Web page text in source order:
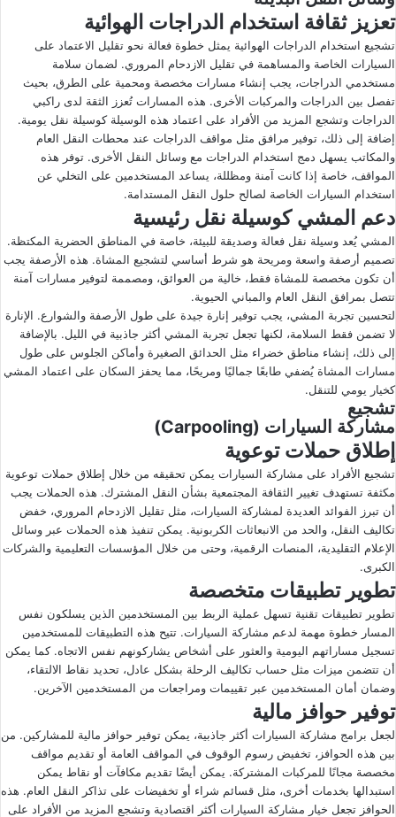
تعزيز ثقافة استخدام الدراجات الهوائية
تشجيع استخدام الدراجات الهوائية يمثل خطوة فعالة نحو تقليل الاعتماد على
السيارات الخاصة والمساهمة في تقليل الازدحام المروري. لضمان سلامة
مستخدمي الدراجات، يجب إنشاء مسارات مخصصة ومحمية على الطرق، بحيث
تفصل بين الدراجات والمركبات الأخرى. هذه المسارات تُعزز الثقة لدى راكبي
الدراجات وتشجع المزيد من الأفراد على اعتماد هذه الوسيلة كوسيلة نقل يومية.
إضافة إلى ذلك، توفير مرافق مثل مواقف الدراجات عند محطات النقل العام
والمكاتب يسهل دمج استخدام الدراجات مع وسائل النقل الأخرى. توفر هذه
المواقف، خاصة إذا كانت آمنة ومظللة، يساعد المستخدمين على التخلي عن
استخدام السيارات الخاصة لصالح حلول النقل المستدامة.
دعم المشي كوسيلة نقل رئيسية
المشي يُعد وسيلة نقل فعالة وصديقة للبيئة، خاصة في المناطق الحضرية المكتظة.
تصميم أرصفة واسعة ومريحة هو شرط أساسي لتشجيع المشاة. هذه الأرصفة يجب
أن تكون مخصصة للمشاة فقط، خالية من العوائق، ومصممة لتوفير مسارات آمنة
تتصل بمرافق النقل العام والمباني الحيوية.
لتحسين تجربة المشي، يجب توفير إنارة جيدة على طول الأرصفة والشوارع. الإنارة
لا تضمن فقط السلامة، لكنها تجعل تجربة المشي أكثر جاذبية في الليل. بالإضافة
إلى ذلك، إنشاء مناطق خضراء مثل الحدائق الصغيرة وأماكن الجلوس على طول
مسارات المشاة يُضفي طابعًا جماليًا ومريحًا، مما يحفز السكان على اعتماد المشي
كخيار يومي للتنقل.
تشجيع
مشاركة السيارات (Carpooling)
إطلاق حملات توعوية
تشجيع الأفراد على مشاركة السيارات يمكن تحقيقه من خلال إطلاق حملات توعوية
مكثفة تستهدف تغيير الثقافة المجتمعية بشأن النقل المشترك. هذه الحملات يجب
أن تبرز الفوائد العديدة لمشاركة السيارات، مثل تقليل الازدحام المروري، خفض
تكاليف النقل، والحد من الانبعاثات الكربونية. يمكن تنفيذ هذه الحملات عبر وسائل
الإعلام التقليدية، المنصات الرقمية، وحتى من خلال المؤسسات التعليمية والشركات
الكبرى.
تطوير تطبيقات متخصصة
تطوير تطبيقات تقنية تسهل عملية الربط بين المستخدمين الذين يسلكون نفس
المسار خطوة مهمة لدعم مشاركة السيارات. تتيح هذه التطبيقات للمستخدمين
تسجيل مساراتهم اليومية والعثور على أشخاص يشاركونهم نفس الاتجاه. كما يمكن
أن تتضمن ميزات مثل حساب تكاليف الرحلة بشكل عادل، تحديد نقاط الالتقاء،
وضمان أمان المستخدمين عبر تقييمات ومراجعات من المستخدمين الآخرين.
توفير حوافز مالية
لجعل برامج مشاركة السيارات أكثر جاذبية، يمكن توفير حوافز مالية للمشاركين. من
بين هذه الحوافز، تخفيض رسوم الوقوف في المواقف العامة أو تقديم مواقف
مخصصة مجانًا للمركبات المشتركة. يمكن أيضًا تقديم مكافآت أو نقاط يمكن
استبدالها بخدمات أخرى، مثل قسائم شراء أو تخفيضات على تذاكر النقل العام. هذه
الحوافز تجعل خيار مشاركة السيارات أكثر اقتصادية وتشجع المزيد من الأفراد على